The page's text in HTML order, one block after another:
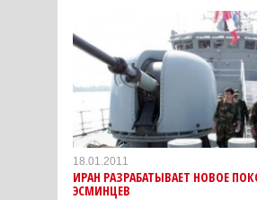
18.01.2011
ИРАН РАЗРАБАТЫВАЕТ НОВОЕ
ЭСМИНЦЕВ